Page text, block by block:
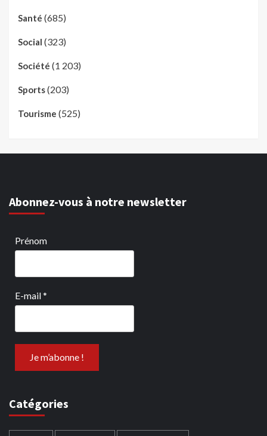
Santé (685)
Social (323)
Société (1 203)
Sports(203)
Tourisme (525)
Abonnez-vous à notre newsletter
Prénom
E-mail*
Catégories